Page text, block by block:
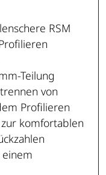
RSM
Teilung
von
Profilieren
komfortablen